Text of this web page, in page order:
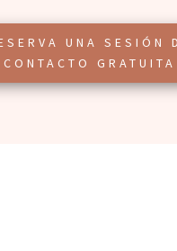
UNA SESIÓN
CONTACTO GRATUITA